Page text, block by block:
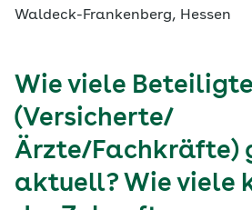
Waldeck-Frankenberg, Hessen
Wie viele Beteiligte
(Versicherte/
Ärzte/Fachkräfte)
aktuell? Wie viele